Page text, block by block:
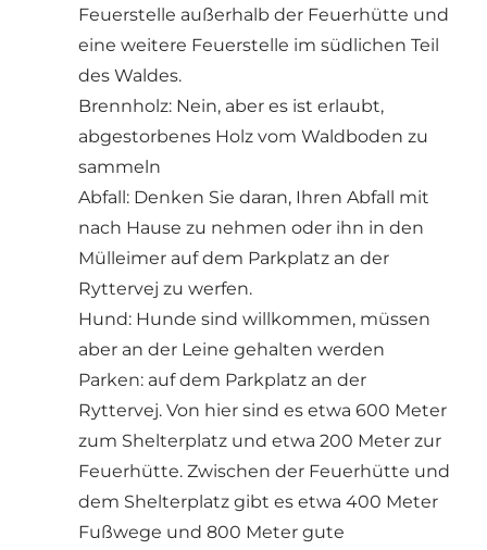
Feuerstelle außerhalb der Feuerhütte und
eine weitere Feuerstelle im südlichen Teil
des Waldes.
Brennholz: Nein, aber es ist erlaubt,
abgestorbenes Holz vom Waldboden zu
sammeln
Abfall: Denken Sie daran, Ihren Abfall mit
nach Hause zu nehmen oder ihn in den
Mülleimer auf dem Parkplatz an der
Ryttervej zu werfen.
Hund: Hunde sind willkommen, müssen
aber an der Leine gehalten werden
Parken: auf dem Parkplatz an der
Ryttervej. Von hier sind es etwa 600 Meter
zum Shelterplatz und etwa 200 Meter zur
Feuerhütte. Zwischen der Feuerhütte und
dem Shelterplatz gibt es etwa 400 Meter
Fußwege und 800 Meter gute